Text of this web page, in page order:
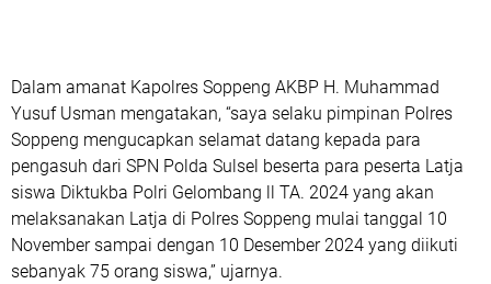
Dalam amanat Kapolres Soppeng AKBP H. Muhammad
Yusuf Usman mengatakan, “saya selaku pimpinan Polres
Soppeng mengucapkan selamat datang kepada para
pengasuh dari SPN Polda Sulsel beserta para peserta Latja
siswa Diktukba Polri Gelombang ll TA. 2024 yang akan
melaksanakan Latja di Polres Soppeng mulai tanggal 10
November sampai dengan 10 Desember 2024 yang diikuti
sebanyak 75 orang siswa,” ujarnya.